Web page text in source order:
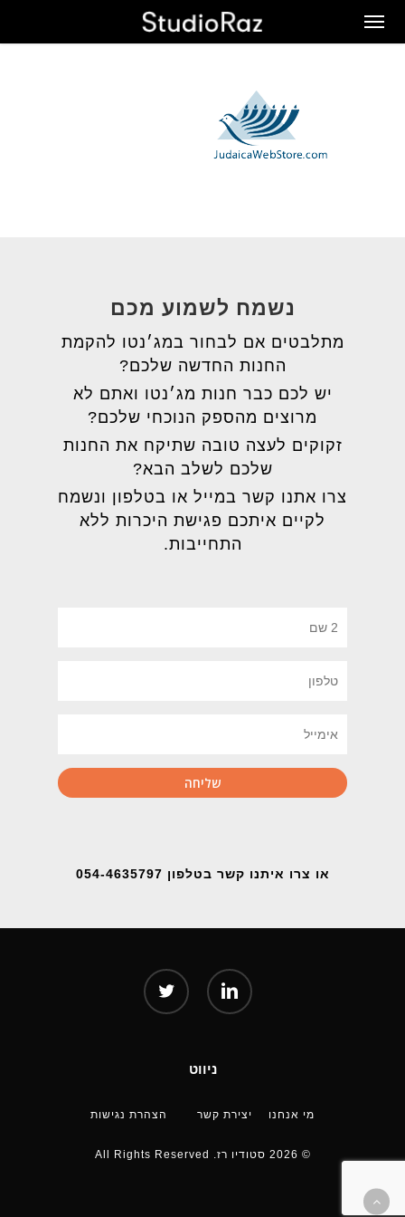
Skip
נשמח לשמוע מכם
מתלבטים אם לבחור במג׳נטו להקמת
החנות החדשה שלכם?
יש לכם כבר חנות מג׳נטו ואתם לא
מרוצים מהספק הנוכחי שלכם?
זקוקים לעצה טובה שתיקח את החנות
שלכם לשלב הבא?
צרו אתנו קשר במייל או בטלפון ונשמח
לקיים איתכם פגישת היכרות ללא
התחייבות.
או צרו איתנו קשר בטלפון 054-4635797
twitter linkedin
ניווט
מי אנחנו יצירת קשר הצהרת נגישות
© 2026 סטודיו רז. All Rights Reserved